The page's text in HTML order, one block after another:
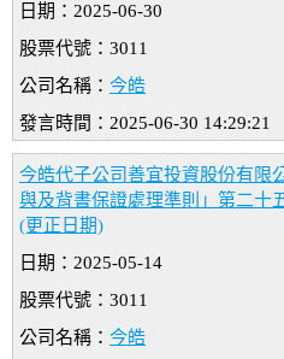
日期：2025-06-30
股票代號：3011
公司名稱： 今皓
發言時間：2025-06-30 14:29:21
今皓代子公司善宜投資股份有限
與及背書保證處理準則」第二十
(更正日期)
日期：2025-05-14
股票代號：3011
公司名稱： 今皓